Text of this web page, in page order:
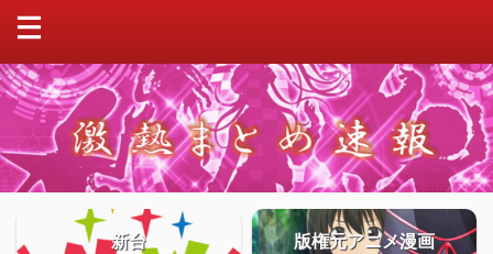
新台 版権元アニメ漫画